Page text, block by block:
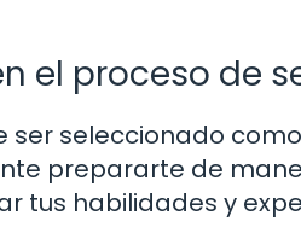
el proceso de
seleccionado
prepararte de
tus habilidades y